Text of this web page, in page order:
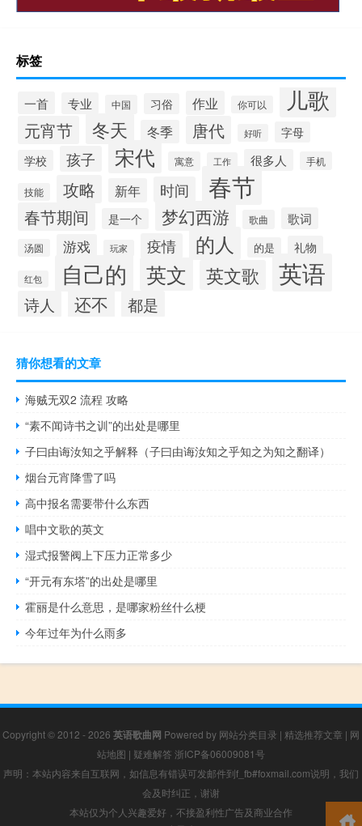
标签
一首 专业 中国 习俗 作业 你可以 儿歌
元宵节 冬天 冬季 唐代 好听
字母
学校
孩子 宋代 寓意 工作 很多人 手机
技能 攻略 新年 时间 春节
春节期间 是一个 梦幻西游 歌曲 歌词
汤圆 游戏 玩家 疫情 的人 的是 礼物
红包 自己的 英文 英文歌 英语
诗人 还不 都是
猜你想看的文章
海贼无双2 流程 攻略
“素不闻诗书之训”的出处是哪里
子曰由诲汝知之乎解释（子曰由诲汝知之乎知之为知之翻译）
烟台元宵降雪了吗
高中报名需要带什么东西
唱中文歌的英文
湿式报警阀上下压力正常多少
“开元有东塔”的出处是哪里
霍丽是什么意思，是哪家粉丝什么梗
今年过年为什么雨多
Copyright © 2012 - 2026 英语歌曲网 Powered by 网站分类目录 | 精选推荐文章 | 网
站地图 | 疑难解答 浙ICP备06009081号
声明：本站内容来自互联网，如信息有错误可发邮件到f_fb#foxmail.com说明，我们
会及时纠正，谢谢
本站仅为个人兴趣爱好，不接盈利性广告及商业合作